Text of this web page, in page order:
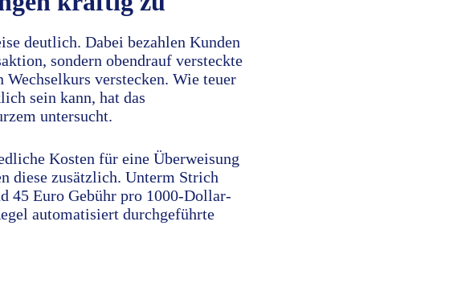
deutlich. Dabei bezahlen Kunden
sondern obendrauf versteckte
verstecken. Wie teuer
sein kann, hat das
untersucht.
Kosten für eine Überweisung
diese zusätzlich. Unterm Strich
45 Euro Gebühr pro 1000-Dollar-
automatisiert durchgeführte